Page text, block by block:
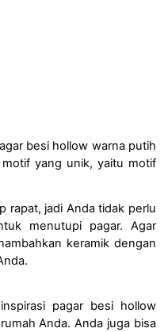
besi hollow warna putih
yang unik, yaitu motif
rapat, jadi Anda tidak perlu
menutupi pagar. Agar
keramik dengan
pagar besi hollow
Anda. Anda juga bisa